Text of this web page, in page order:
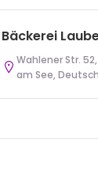
Bäckerei
Wahlener Str.
am See,